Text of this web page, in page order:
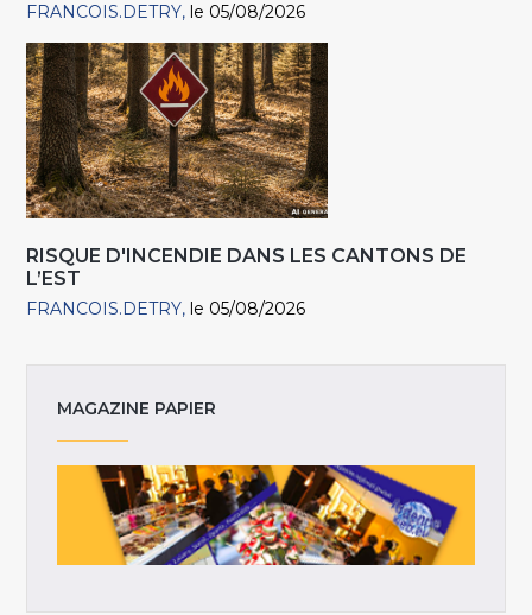
FRANCOIS.DETRY le 05/08/2026
RISQUE D'INCENDIE DANS LES CANTONS DE
L’EST
FRANCOIS.DETRY le 05/08/2026
MAGAZINE PAPIER